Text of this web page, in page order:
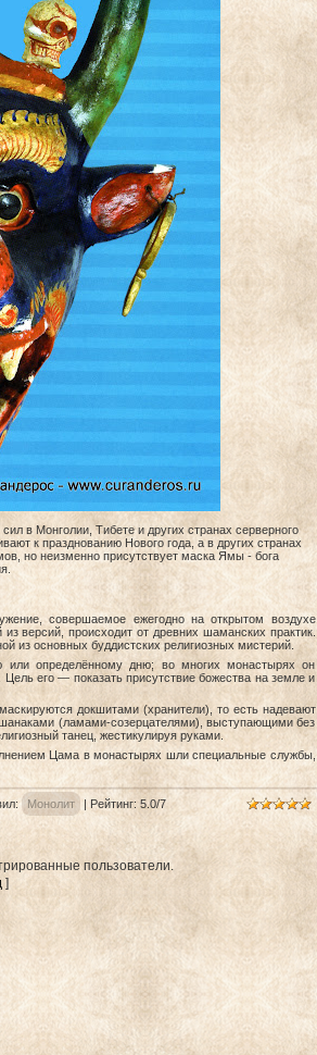
в Монголии, Тибете и других странах серверного
к празднованию Нового года, а в других странах
но неизменно присутствует маска Ямы - бога
совершаемое ежегодно на открытом воздухе
из версий, происходит от древних шаманских практик.
из основных буддистских религиозных мистерий.
определённому дню; во многих монастырях он
его — показать присутствие божества на земле и
докшитами (хранители), то есть надевают
(ламами-созерцателями), выступающими без
танец, жестикулируя руками.
Цама в монастырях шли специальные службы,
: Монолит | Рейтинг: 5.0/7
пользователи.
]